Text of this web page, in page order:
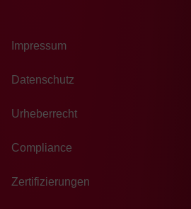
Impressum
Datenschutz
Urheberrecht
Compliance
Zertifizierungen